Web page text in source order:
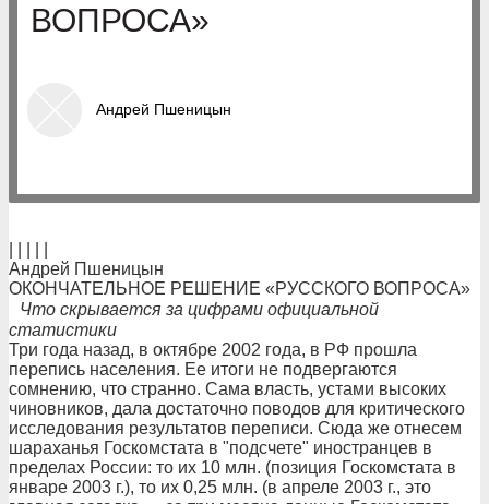
ВОПРОСА»
Андрей Пшеницын
Андрей Пшеницын
ОКОНЧАТЕЛЬНОЕ РЕШЕНИЕ «РУССКОГО ВОПРОСА»
Что скрывается за цифрами официальной
статистики
Три года назад, в октябре 2002 года, в РФ прошла
перепись населения. Ее итоги не подвергаются
сомнению, что странно. Сама власть, устами высоких
чиновников, дала достаточно поводов для критического
исследования результатов переписи. Сюда же отнесем
шараханья Госкомстата в "подсчете" иностранцев в
пределах России: то их 10 млн. (позиция Госкомстата в
январе 2003 г.), то их 0,25 млн. (в апреле 2003 г., это